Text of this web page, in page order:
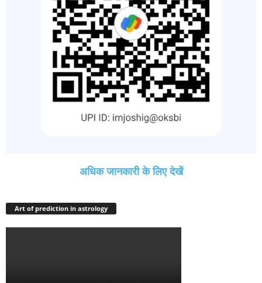
अधिक जानकारी के लिए देखें
Art of prediction in astrology